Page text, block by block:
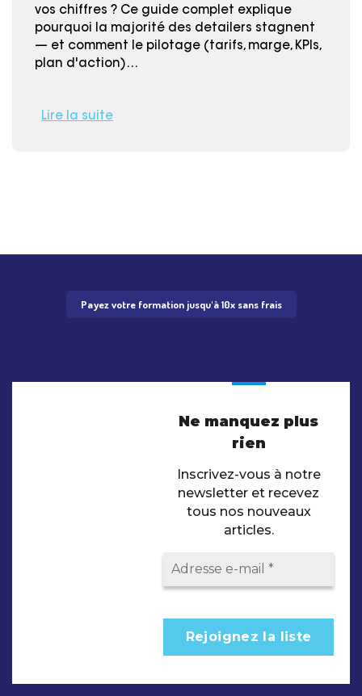
vos chiffres ? Ce guide complet explique
pourquoi la majorité des detailers stagnent
— et comment le pilotage (tarifs, marge, KPIs,
plan d'action)…
Lire la suite
Payez votre formation jusqu'à 10x sans frais
Ne manquez plus
rien
Inscrivez-vous à notre
newsletter et recevez
tous nos nouveaux
articles.